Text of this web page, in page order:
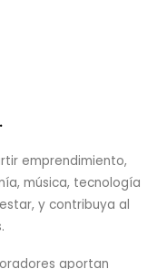
emprendimiento,
música, tecnología
y contribuya al
aportan